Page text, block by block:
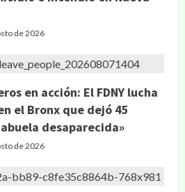
de 2026
en acción: El FDNY lucha
el Bronx que dejó 45
desaparecida»
de 2026